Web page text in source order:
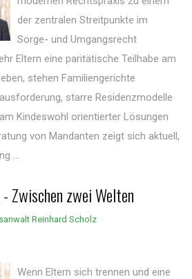
der zentralen Streitpunkte im
Sorge- und Umgangsrecht
Eltern eine paritätische Teilhabe am
stehen Familiengerichte
starre Residenzmodelle
Kindeswohl orientierter Lösungen
von Mandanten zeigt sich aktuell,
...
Zwischen zwei Welten
Reinhard Scholz
Wenn Eltern sich trennen und eine